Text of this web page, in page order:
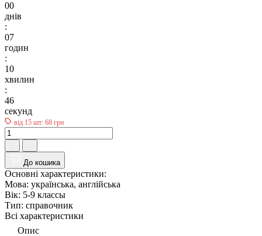
00
днів
:
07
годин
:
10
хвилин
:
45
секунд
від 15 шт: 68 грн
До кошика
Основні характеристики:
Мова: українська, англійська
Вік: 5-9 классы
Тип: справочник
Всі характеристики
Опис